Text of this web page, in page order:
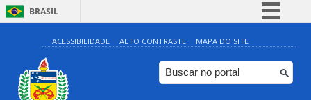
BRASIL
Simplifique!
Comunica BR
Participe
ACESSIBILIDADE ALTO CONTRASTE MAPA DO SITE